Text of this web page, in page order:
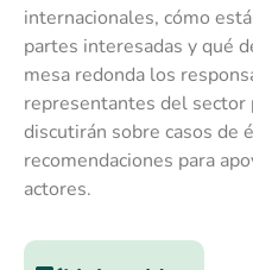
internacionales, cómo
partes interesadas y qué
mesa redonda los
representantes del sector
discutirán sobre casos de
recomendaciones para
actores.